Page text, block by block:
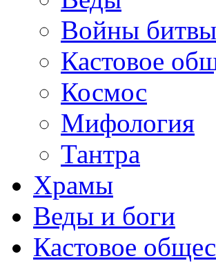
Войны битвы
Кастовое
Космос
Мифология
Тантра
Храмы
Веды и боги
Кастовое